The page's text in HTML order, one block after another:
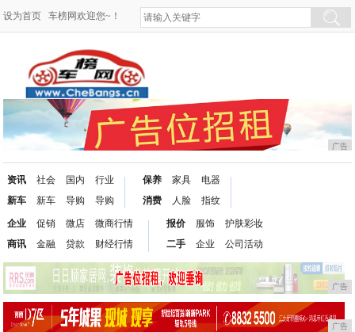
设为首页 车榜网欢迎您~！
广告
资讯
新车
社会
新车
国内
导购
行业
导购
保养
消费
家具
人脸
电器
指纹
企业
商讯
促销
金融
微店
贷款
微商行情
财经行情
报价
二手
服饰
企业
护肤彩妆
公司活动
广告
广告